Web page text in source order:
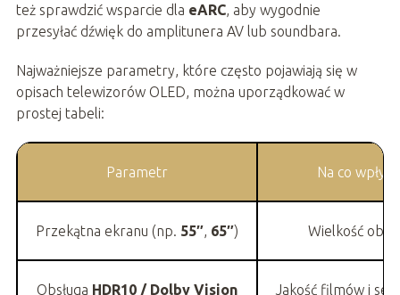
też sprawdzić wsparcie dla eARC, aby wygodnie
przesyłać dźwięk do amplitunera AV lub soundbara.
Najważniejsze parametry, które często pojawiają się w
opisach telewizorów OLED, można uporządkować w
prostej tabeli:
Parametr Na co
Przekątna ekranu (np. 55″, 65″) Wielkość
Obsługa HDR10 / Dolby Vision Jakość filmów i